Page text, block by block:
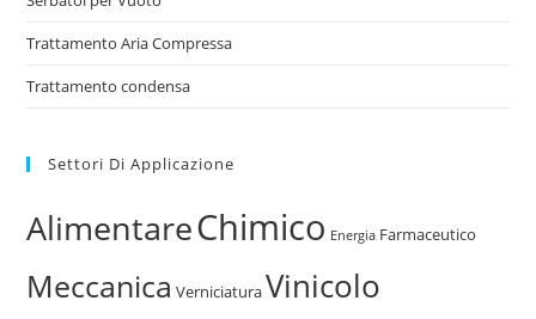
Trattamento Aria Compressa
Trattamento condensa
Settori Di Applicazione
AlimentareChimico Energia Farmaceutico
Meccanica VerniciaturaVinicolo